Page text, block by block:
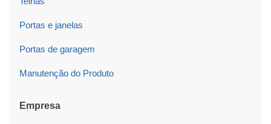
Portas e janelas
Portas de garagem
Manutenção do Produto
Empresa